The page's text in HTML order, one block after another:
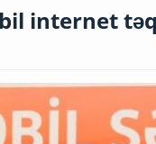
internet